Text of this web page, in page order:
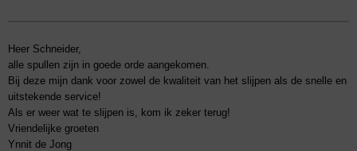
Heer Schneider,
alle spullen zijn in goede orde aangekomen.
Bij deze mijn dank voor zowel de kwaliteit van het slijpen als de snelle en
uitstekende service!
Als er weer wat te slijpen is, kom ik zeker terug!
Vriendelijke groeten
Ynnit de Jong